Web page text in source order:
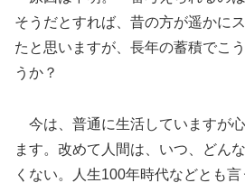
そうだとすれば、昔の方が遥かに
たと思いますが、長年の蓄積でこ
うか？
今は、普通に生活していますが
ます。改めて人間は、いつ、どん
くない。人生100年時代などとも